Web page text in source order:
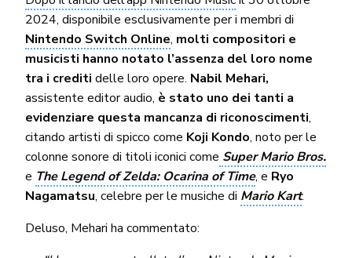
2024, disponibile esclusivamente per i membri di
Nintendo Switch Online, molti compositori e
musicisti hanno notato l’assenza del loro nome
tra i creditidelle loro opere. Nabil Mehari,
assistente editor audio, è stato uno dei tanti a
evidenziare questa mancanza di riconoscimenti,
citando artisti di spicco come Koji Kondo, noto per le
colonne sonore di titoli iconici come Super Mario Bros.
e The Legend of Zelda: Ocarina of Time, e Ryo
Nagamatsu, celebre per le musiche di Mario Kart.
Deluso, Mehari ha commentato: